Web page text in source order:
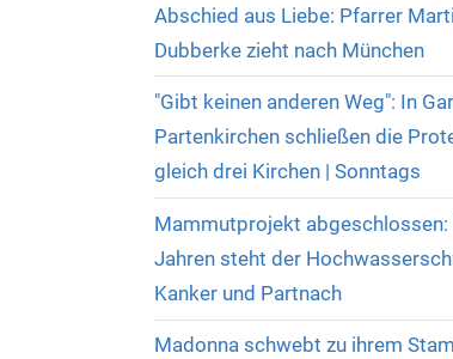
Abschied aus Liebe: Pfarrer
Dubberke zieht nach München
"Gibt keinen anderen Weg": In
Partenkirchen schließen die
gleich drei Kirchen | Sonntags
Mammutprojekt abgeschlossen:
Jahren steht der
Kanker und Partnach
Madonna schwebt zu ihrem